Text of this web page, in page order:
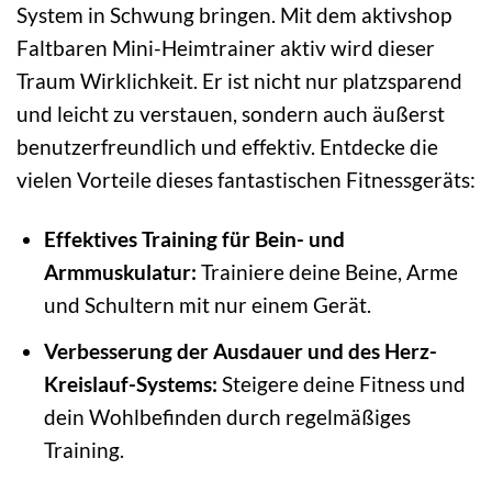
System in Schwung bringen. Mit dem aktivshop
Faltbaren Mini-Heimtrainer aktiv wird dieser
Traum Wirklichkeit. Er ist nicht nur platzsparend
und leicht zu verstauen, sondern auch äußerst
benutzerfreundlich und effektiv. Entdecke die
vielen Vorteile dieses fantastischen Fitnessgeräts:
Effektives Training für Bein- und
Armmuskulatur: Trainiere deine Beine, Arme
und Schultern mit nur einem Gerät.
Verbesserung der Ausdauer und des Herz-
Kreislauf-Systems: Steigere deine Fitness und
dein Wohlbefinden durch regelmäßiges
Training.